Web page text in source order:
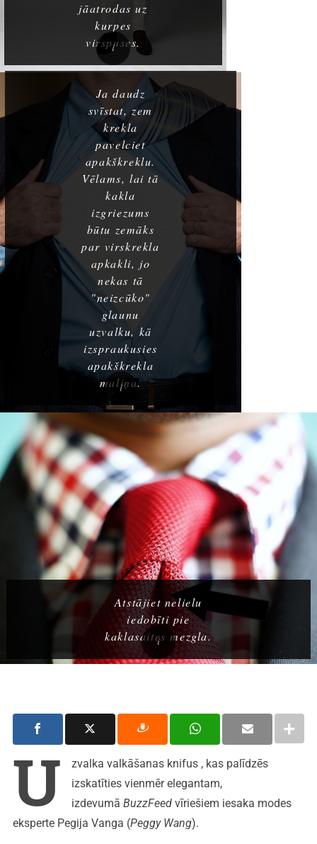
jāatrodas uz
kurpes
virspuses.
Ja daudz
svīstat, zem
krekla
pavelciet
apakškreklu.
Vēlams, lai tā
kakla
izgriezums
būtu zemāks
par virskrekla
apkakli, jo
nekas tā
"neizcūko"
glaunu
uzvalku, kā
izspraukusies
apakškrekla
maliņa.
Atstājiet nelielu
iedobīti pie
kaklasaites mezgla.
U
zvalka valkāšanas knifus , kas palīdzēs
izskatīties vienmēr elegantam,
izdevumā BuzzFeedvīriešiem iesaka modes
eksperte Pegija Vanga (Peggy Wang).